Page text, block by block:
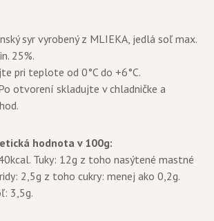
syr vyrobený z MLIEKA, jedlá soľ max.
25%.
pri teplote od 0°C do +6°C.
otvorení skladujte v chladničke a
hodnota v 100g:
Tuky: 12g z toho nasýtené mastné
2,5g z toho cukry: menej ako 0,2g.
3,5g.